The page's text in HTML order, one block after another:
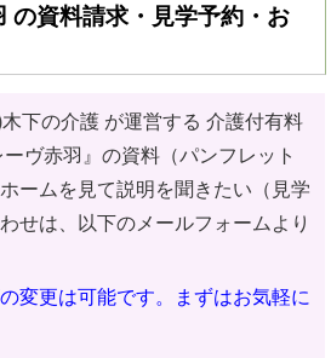
の資料請求・見学予約・お
下の介護 が運営する 介護付有料
ーヴ赤羽』の資料（パンフレット
ームを見て説明を聞きたい（見学
せは、以下のメールフォームより
変更は可能です。まずはお気軽に